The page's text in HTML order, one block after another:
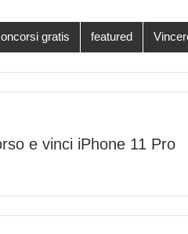
gratis featured
e vinci iPhone 11 Pro